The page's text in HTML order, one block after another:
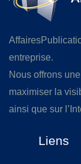
entreprise.
Nous offrons
maximiser la
ainsi que sur
Liens